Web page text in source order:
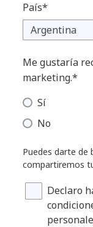
País*
Me gustaría
marketing.*
Sí
No
Puedes darte de
compartiremos
Declaro